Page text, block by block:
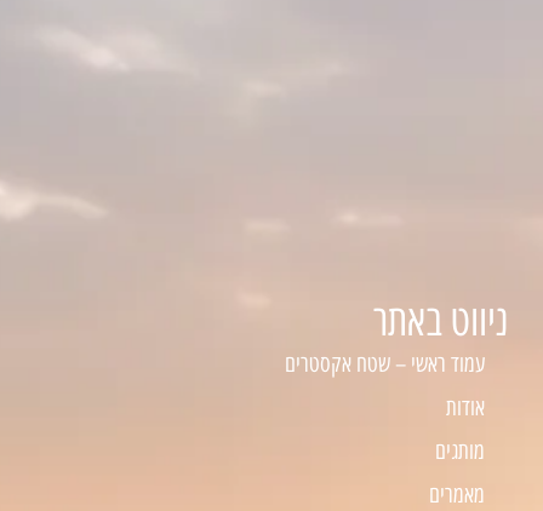
ניווט באתר
עמוד ראשי – שטח אקסטרים
אודות
מותגים
מאמרים